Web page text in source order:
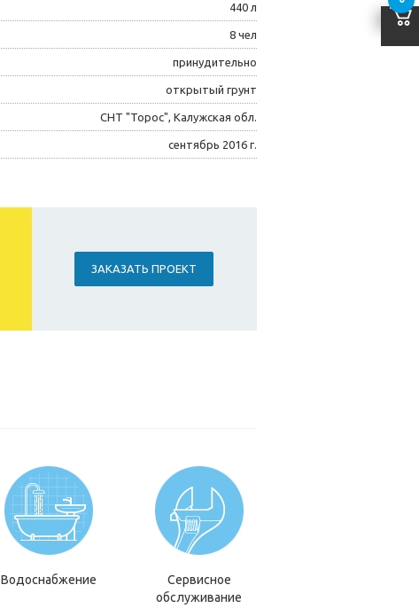
440 л
8 чел
принудительно
открытый грунт
СНТ "Торос", Калужская обл.
сентябрь 2016 г.
ЗАКАЗАТЬ ПРОЕКТ
Водоснабжение
Сервисное
обслуживание